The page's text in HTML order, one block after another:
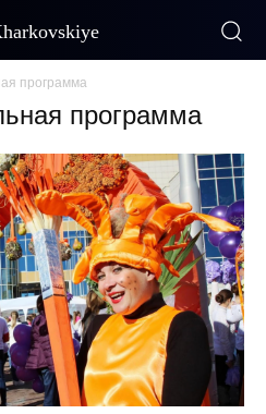
программа
программа